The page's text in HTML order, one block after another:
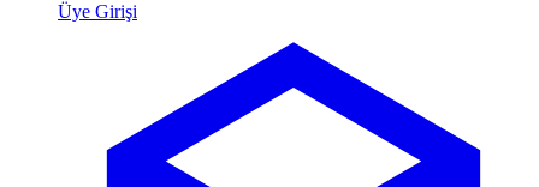
Üye Girişi